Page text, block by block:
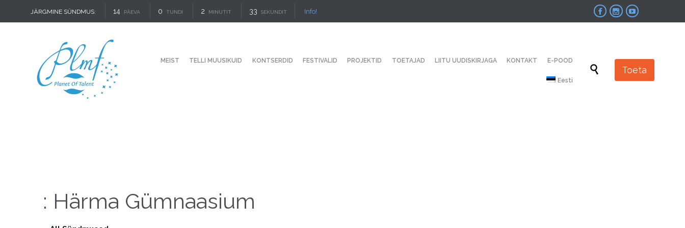
JÄRGMINE SÜNDMUS: 14 PÄEVA 0 TUNDI 2 MINUTIT 33 SEKUNDIT Info!   
content
MEIST TELLI MUUSIKUID KONTSERDID FESTIVALID PROJEKTID TOETAJAD LIITU UUDISKIRJAGA KONTAKT E-POOD
Eesti
 Toeta
: Härma Gümnaasium